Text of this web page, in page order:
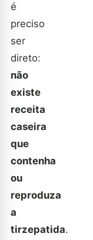
é
preciso
ser
direto:
não
existe
receita
caseira
que
contenha
ou
reproduza
a
tirzepatida.